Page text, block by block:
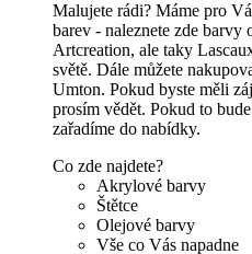
Malujete rádi? Máme pro
barev - naleznete zde barvy
Artcreation, ale taky
světě. Dále můžete
Umton. Pokud byste měli
prosím vědět. Pokud to
zařadíme do nabídky.
Co zde najdete?
Akrylové barvy
Štětce
Olejové barvy
Vše co Vás napadne